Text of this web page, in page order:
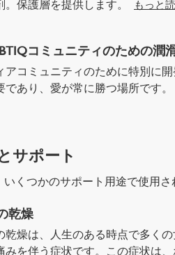
。保護層を提供します。
もっと
コミュニティのための潤
アコミュニティのために特別に
であり、愛が常に勝つ場所です。
サポート
くつかのサポート用途で使用さ
乾燥
乾燥は、人生のある時点で多く
みを伴う症状です。この症状は